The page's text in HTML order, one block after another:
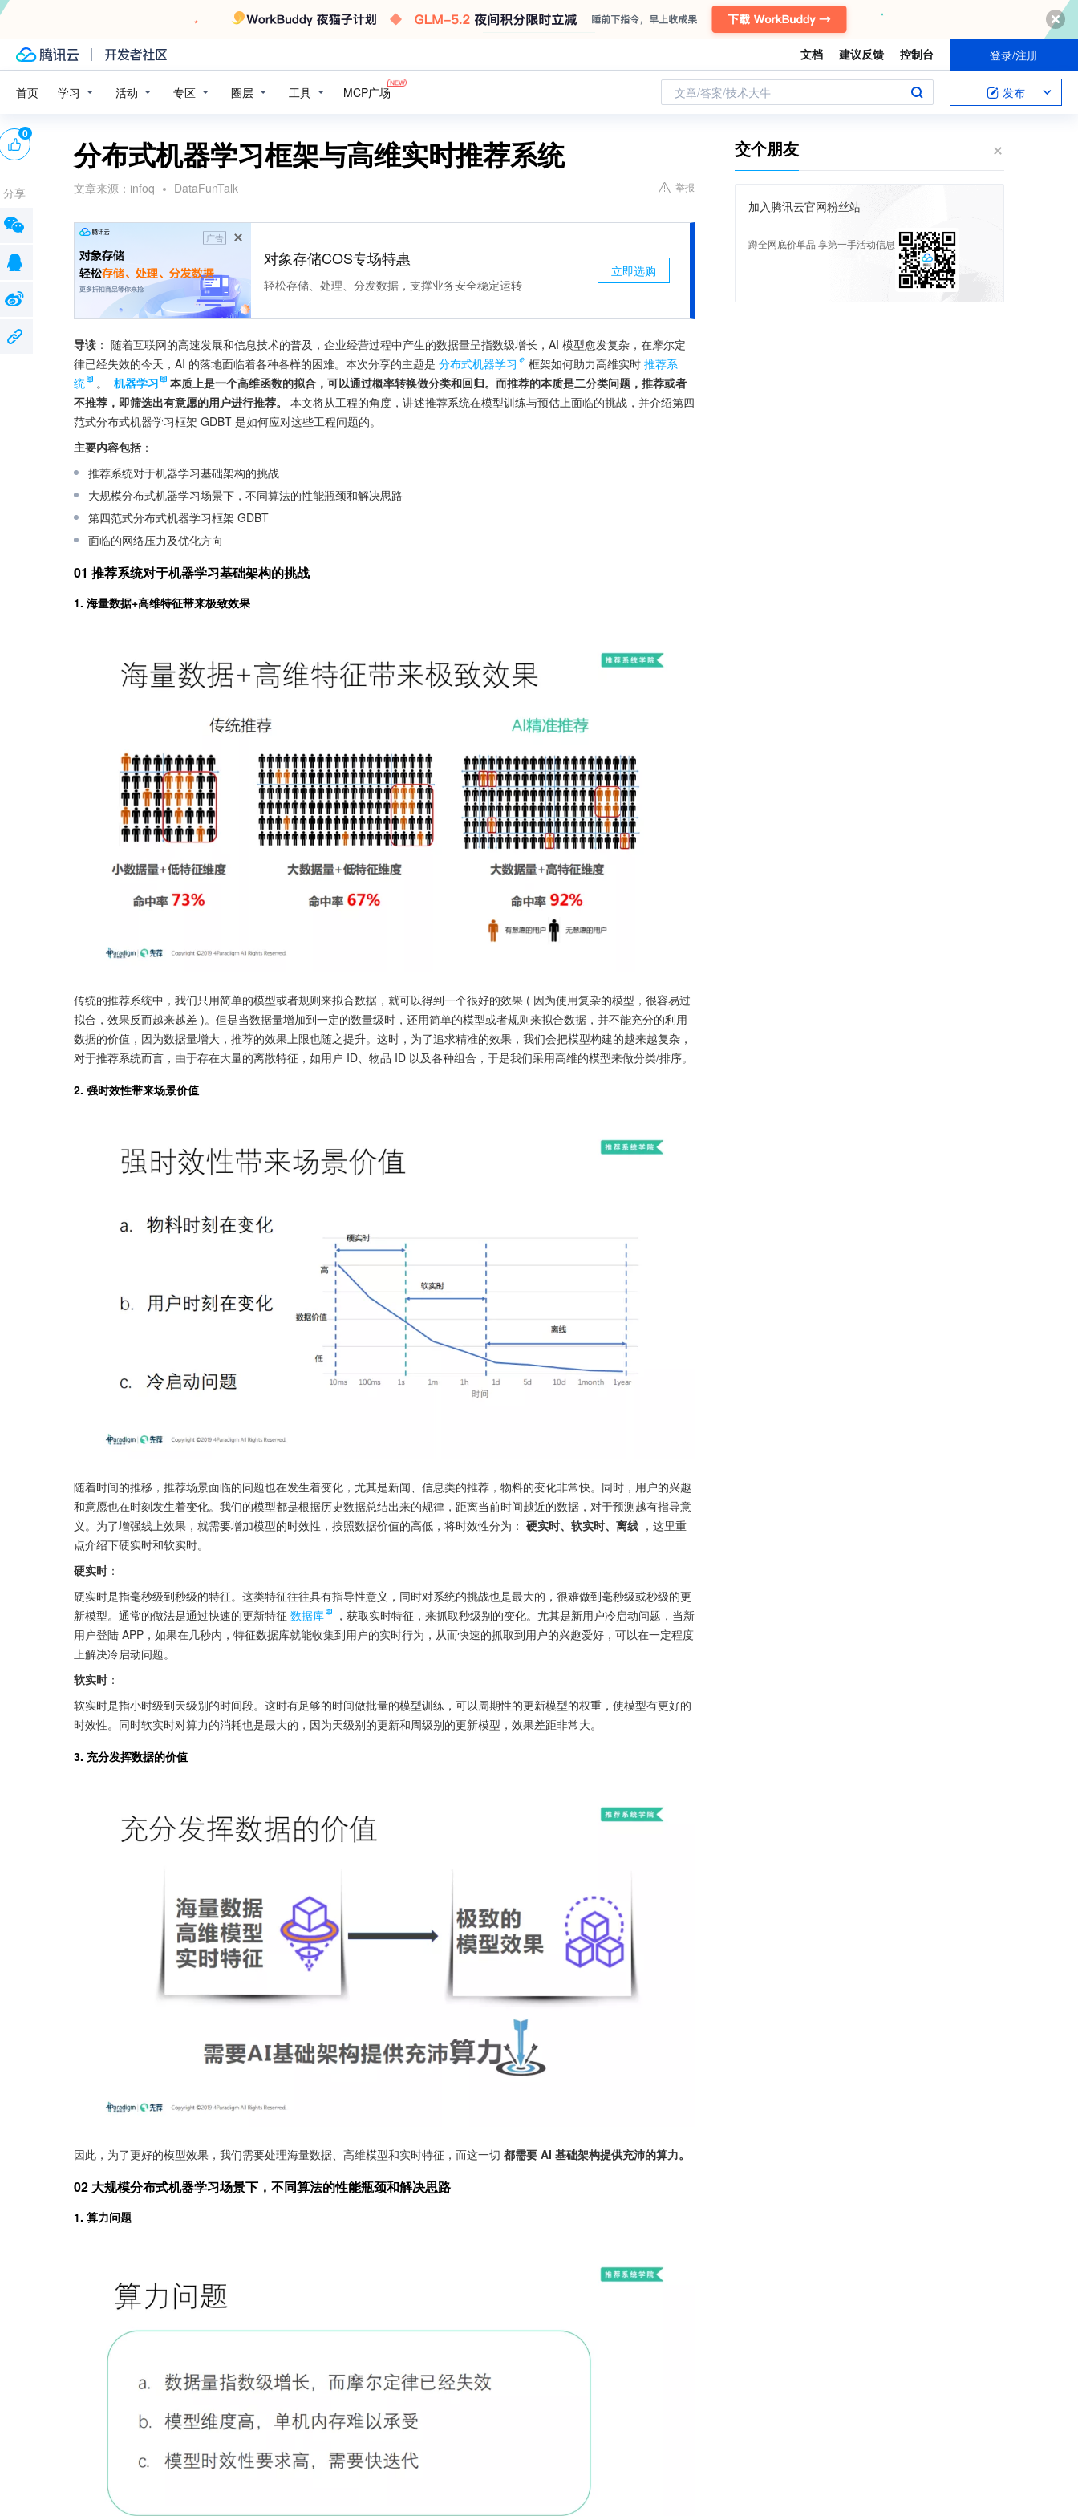
文档 建议反馈 控制台 登录/注册
首页 学习 活动 专区 圈层 工具 MCP广场 文章/答案/技术大牛 发布
分布式机器学习框架与高维实时推荐系统
文章来源： infoq DataFunTalk 举报
广告
对象存储COS专场特惠
轻松存储、处理、分发数据，支撑业务安全稳定运转
立即选购
导读 ： 随着互联网的高速发展和信息技术的普及，企业经营过程中产生的数据量呈指数级增长，AI 模型愈发复杂，在摩尔定
律已经失效的今天，AI 的落地面临着各种各样的困难。本次分享的主题是 分布式机器学习 框架如何助力高维实时 推荐系
统
。 机器学习
本质上是一个高维函数的拟合，可以通过概率转换做分类和回归。而推荐的本质是二分类问题，推荐或者
不推荐，即筛选出有意愿的用户进行推荐。
本文将从工程的角度，讲述推荐系统在模型训练与预估上面临的挑战，并介绍第四
范式分布式机器学习框架 GDBT 是如何应对这些工程问题的。
主要内容包括 ：
推荐系统对于机器学习基础架构的挑战
大规模分布式机器学习场景下，不同算法的性能瓶颈和解决思路
第四范式分布式机器学习框架 GDBT
面临的网络压力及优化方向
01 推荐系统对于机器学习基础架构的挑战
1. 海量数据+高维特征带来极致效果
传统的推荐系统中，我们只用简单的模型或者规则来拟合数据，就可以得到一个很好的效果 ( 因为使用复杂的模型，很容易过
拟合，效果反而越来越差 )。但是当数据量增加到一定的数量级时，还用简单的模型或者规则来拟合数据，并不能充分的利用
数据的价值，因为数据量增大，推荐的效果上限也随之提升。这时，为了追求精准的效果，我们会把模型构建的越来越复杂，
对于推荐系统而言，由于存在大量的离散特征，如用户 ID、物品 ID 以及各种组合，于是我们采用高维的模型来做分类/排序。
2. 强时效性带来场景价值
随着时间的推移，推荐场景面临的问题也在发生着变化，尤其是新闻、信息类的推荐，物料的变化非常快。同时，用户的兴趣
和意愿也在时刻发生着变化。我们的模型都是根据历史数据总结出来的规律，距离当前时间越近的数据，对于预测越有指导意
义。为了增强线上效果，就需要增加模型的时效性，按照数据价值的高低，将时效性分为： 硬实时、软实时、离线 ，这里重
点介绍下硬实时和软实时。
硬实时 ：
硬实时是指毫秒级到秒级的特征。这类特征往往具有指导性意义，同时对系统的挑战也是最大的，很难做到毫秒级或秒级的更
新模型。通常的做法是通过快速的更新特征 数据库
，获取实时特征，来抓取秒级别的变化。尤其是新用户冷启动问题，当新
用户登陆 APP，如果在几秒内，特征数据库就能收集到用户的实时行为，从而快速的抓取到用户的兴趣爱好，可以在一定程度
上解决冷启动问题。
软实时 ：
软实时是指小时级到天级别的时间段。这时有足够的时间做批量的模型训练，可以周期性的更新模型的权重，使模型有更好的
时效性。同时软实时对算力的消耗也是最大的，因为天级别的更新和周级别的更新模型，效果差距非常大。
3. 充分发挥数据的价值
因此，为了更好的模型效果，我们需要处理海量数据、高维模型和实时特征，而这一切 都需要 AI 基础架构提供充沛的算力。
02 大规模分布式机器学习场景下，不同算法的性能瓶颈和解决思路
1. 算力问题
0
分享
交个朋友
加入腾讯云官网粉丝站
蹲全网底价单品 享第一手活动信息